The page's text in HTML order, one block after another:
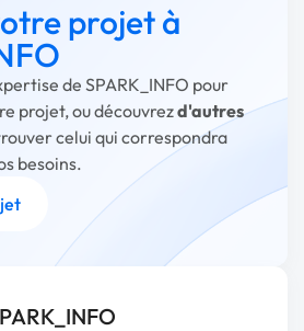
projet à
de SPARK_INFO pour
projet, ou découvrezd'autres
celui qui correspondra
besoins.